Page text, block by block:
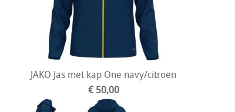
JAKO Jas met kap One navy/citroen
€ 50,00